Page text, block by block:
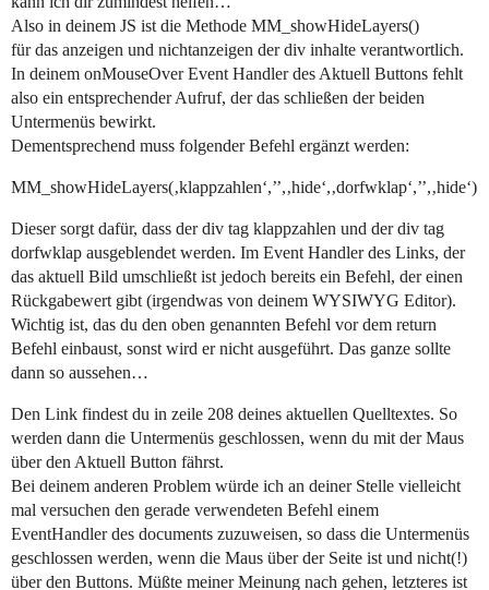
Also in deinem JS ist die Methode MM_showHideLayers()
für das anzeigen und nichtanzeigen der div inhalte verantwortlich.
In deinem onMouseOver Event Handler des Aktuell Buttons fehlt
also ein entsprechender Aufruf, der das schließen der beiden
Untermenüs bewirkt.
Dementsprechend muss folgender Befehl ergänzt werden:
MM_showHideLayers(‚klappzahlen‘,’’,‚hide‘,‚dorfwklap‘,’’,‚hide‘)
Dieser sorgt dafür, dass der div tag klappzahlen und der div tag
dorfwklap ausgeblendet werden. Im Event Handler des Links, der
das aktuell Bild umschließt ist jedoch bereits ein Befehl, der einen
Rückgabewert gibt (irgendwas von deinem WYSIWYG Editor).
Wichtig ist, das du den oben genannten Befehl vor dem return
Befehl einbaust, sonst wird er nicht ausgeführt. Das ganze sollte
dann so aussehen…
Den Link findest du in zeile 208 deines aktuellen Quelltextes. So
werden dann die Untermenüs geschlossen, wenn du mit der Maus
über den Aktuell Button fährst.
Bei deinem anderen Problem würde ich an deiner Stelle vielleicht
mal versuchen den gerade verwendeten Befehl einem
EventHandler des documents zuzuweisen, so dass die Untermenüs
geschlossen werden, wenn die Maus über der Seite ist und nicht(!)
über den Buttons. Müßte meiner Meinung nach gehen, letzteres ist